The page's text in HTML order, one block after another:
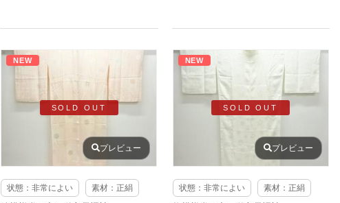
NEW
SOLD OUT
プレビュー
状態：非常によい 素材：正絹
NEW
SOLD OUT
プレビュー
状態：非常によい 素材：正絹